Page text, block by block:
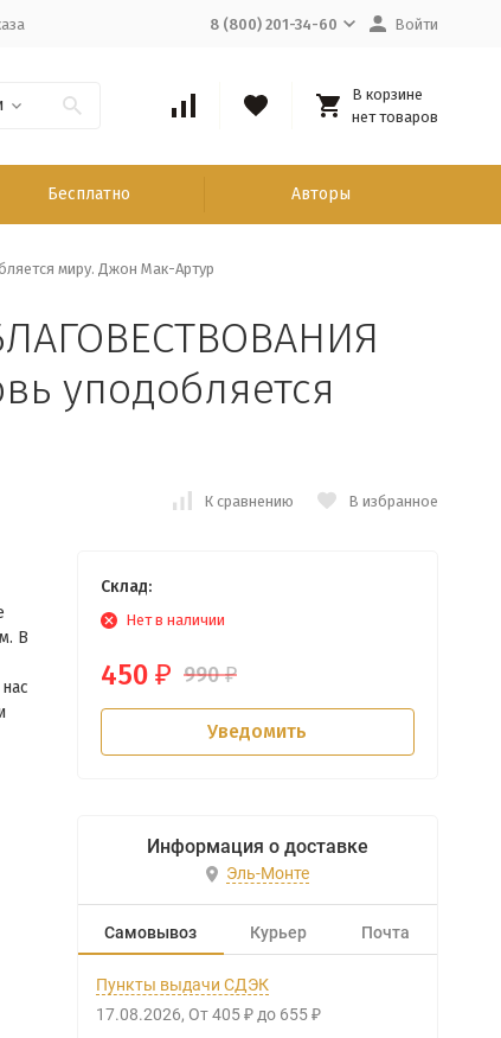
8 (800) 201-34-60 Войти
В корзине
нет товаров
Бесплатно Авторы
миру. Джон Мак-Артур
уподобляется
К сравнению В избранное
В
Склад:
Нет в наличии
450 ₽ 990₽
Уведомить
Информация о доставке
Эль-Монте
Самовывоз Курьер Почта
Пункты выдачи СДЭК
17.08.2026 От 405 ₽ до 655 ₽